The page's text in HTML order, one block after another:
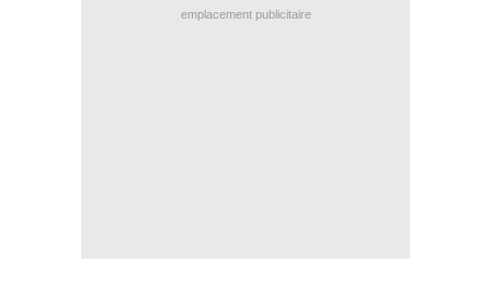
emplacement publicitaire